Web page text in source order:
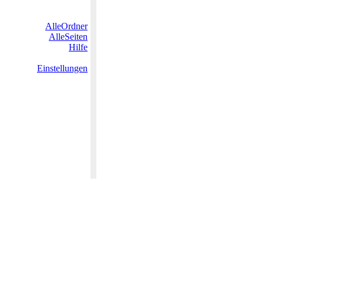
AlleOrdner
AlleSeiten
Hilfe
Einstellungen